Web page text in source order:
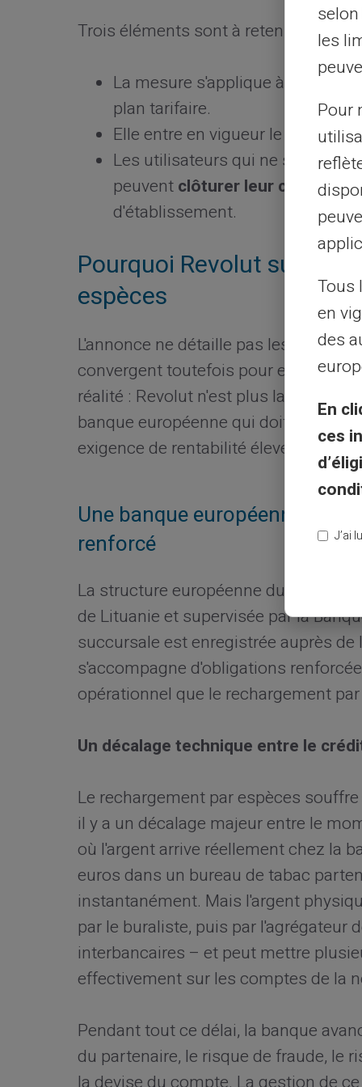
Trois éléments sont à retenir de
La mesure s'applique à tous les
plan tarifaire.
Elle entre en vigueur le
9 juillet
Les utilisateurs qui ne
peuventclôturer leur compteou
d'établissement.
Pourquoi Revolut
espèces
L'annonce ne détaille pas les
convergent toutefois pour expliquer
réalité : Revolut n'est plus la fintech
banque européenne qui doit
exigence de rentabilité élevés.
Une banque européenne
renforcé
La structure européenne du groupe,
de Lituanie et supervisée par la
succursale est enregistrée auprès
s'accompagne d'obligations
opérationnel que le rechargement
Un décalage technique entre le
Le rechargement par espèces
il y a un décalage majeur entre le
où l'argent arrive réellement chez la
euros dans un bureau de tabac
instantanément. Mais l'argent
par le buraliste, puis par l'agrégateur
interbancaires – et peut mettre
effectivement sur les comptes de la
Pendant tout ce délai, la banque
du partenaire, le risque de fraude, le
les
Pour
Tous
en
des
En
ces
J’ai